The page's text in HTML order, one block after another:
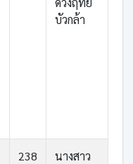
บัวกล้า
238
นางสาว